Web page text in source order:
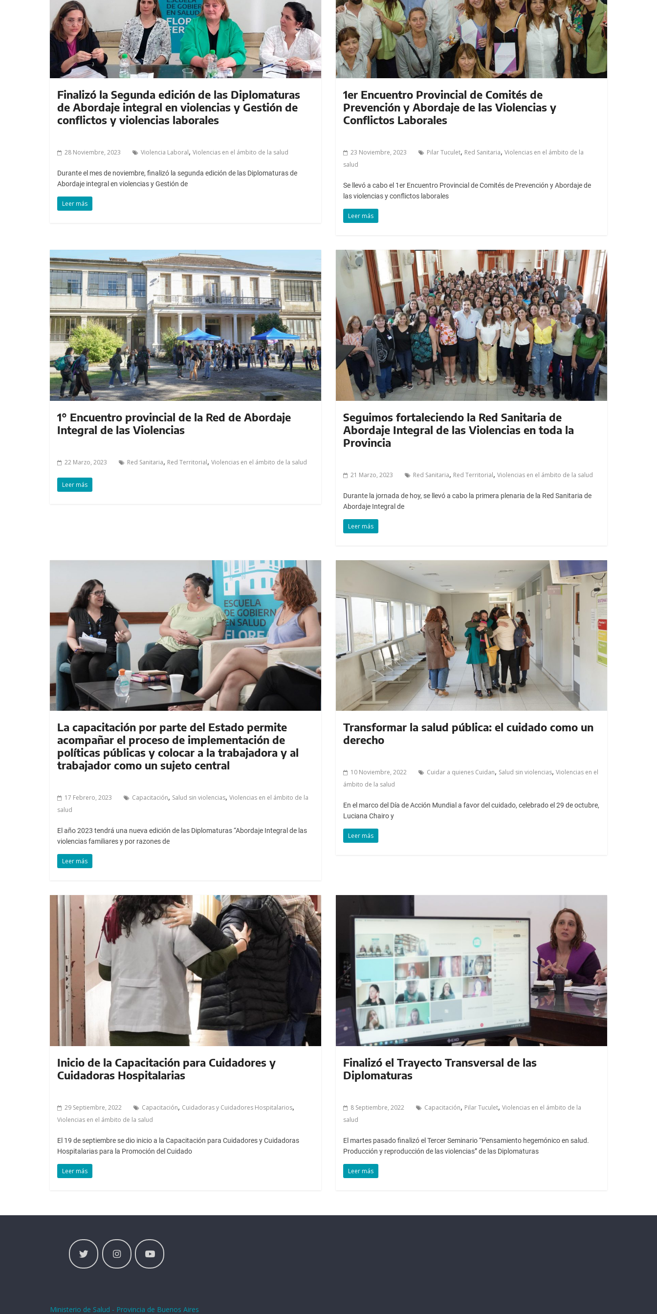
Finalizó la Segunda edición de las Diplomaturas
de Abordaje integral en violencias y Gestión de
conflictos y violencias laborales
28 Noviembre, 2023 Violencia Laboral, Violencias en el ámbito de la salud
Durante el mes de noviembre, finalizó la segunda edición de las Diplomaturas de
Abordaje integral en violencias y Gestión de
Leer más
1er Encuentro Provincial de Comités de
Prevención y Abordaje de las Violencias y
Conflictos Laborales
23 Noviembre, 2023 Pilar Tuculet, Red Sanitaria, Violencias en el ámbito de la
salud
Se llevó a cabo el 1er Encuentro Provincial de Comités de Prevención y Abordaje de
las violencias y conflictos laborales
Leer más
1° Encuentro provincial de la Red de Abordaje
Integral de las Violencias
22 Marzo, 2023 Red Sanitaria, Red Territorial, Violencias en el ámbito de la salud
Leer más
Seguimos fortaleciendo la Red Sanitaria de
Abordaje Integral de las Violencias en toda la
Provincia
21 Marzo, 2023 Red Sanitaria, Red Territorial, Violencias en el ámbito de la salud
Durante la jornada de hoy, se llevó a cabo la primera plenaria de la Red Sanitaria de
Abordaje Integral de
Leer más
La capacitación por parte del Estado permite
acompañar el proceso de implementación de
políticas públicas y colocar a la trabajadora y al
trabajador como un sujeto central
17 Febrero, 2023 Capacitación, Salud sin violencias, Violencias en el ámbito de la
salud
El año 2023 tendrá una nueva edición de las Diplomaturas “Abordaje Integral de las
violencias familiares y por razones de
Leer más
Transformar la salud pública: el cuidado como un
derecho
10 Noviembre, 2022 Cuidar a quienes Cuidan, Salud sin violencias, Violencias en el
ámbito de la salud
En el marco del Día de Acción Mundial a favor del cuidado, celebrado el 29 de octubre,
Luciana Chairo y
Leer más
Inicio de la Capacitación para Cuidadores y
Cuidadoras Hospitalarias
29 Septiembre, 2022 Capacitación, Cuidadoras y Cuidadores Hospitalarios,
Violencias en el ámbito de la salud
El 19 de septiembre se dio inicio a la Capacitación para Cuidadores y Cuidadoras
Hospitalarias para la Promoción del Cuidado
Leer más
Finalizó el Trayecto Transversal de las
Diplomaturas
8 Septiembre, 2022 Capacitación, Pilar Tuculet, Violencias en el ámbito de la
salud
El martes pasado finalizó el Tercer Seminario “Pensamiento hegemónico en salud.
Producción y reproducción de las violencias” de las Diplomaturas
Leer más
Ministerio de Salud - Provincia de Buenos Aires